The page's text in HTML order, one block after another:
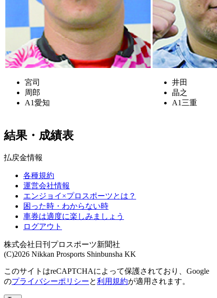
宮司
周郎
A1愛知
井田
晶之
A1 三重
結果・成績表
払戻金情報
各種規約
運営会社情報
エンジョイ×プロスポーツとは？
困った時・わからない時
車券は適度に楽しみましょう
ログアウト
株式会社日刊プロスポーツ新聞社
(C)2026 Nikkan Prosports Shinbunsha KK
このサイトはreCAPTCHAによって保護されており、Google
のプライバシーポリシーと利用規約が適用されます。